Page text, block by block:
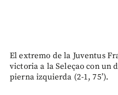
El extremo de la Juventus
victoria a la Seleçao con un
pierna izquierda (2-1, 75’).